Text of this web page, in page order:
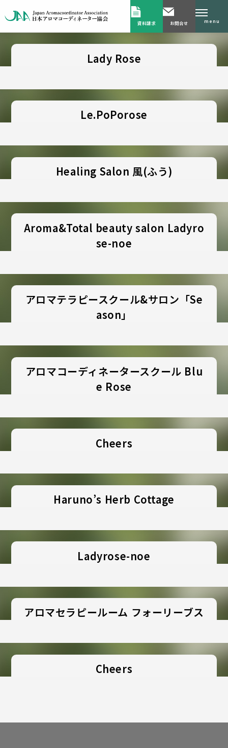
資料請求 お問合せ menu
Lady Rose
Le.PoPorose
Healing Salon 風(ふう)
Aroma&Total beauty salon Ladyro
se-noe
アロマテラピースクール&サロン「Se
ason」
アロマコーディネータースクール Blu
e Rose
Cheers
Haruno’s Herb Cottage
Ladyrose-noe
アロマセラピールーム フォーリーブス
Cheers